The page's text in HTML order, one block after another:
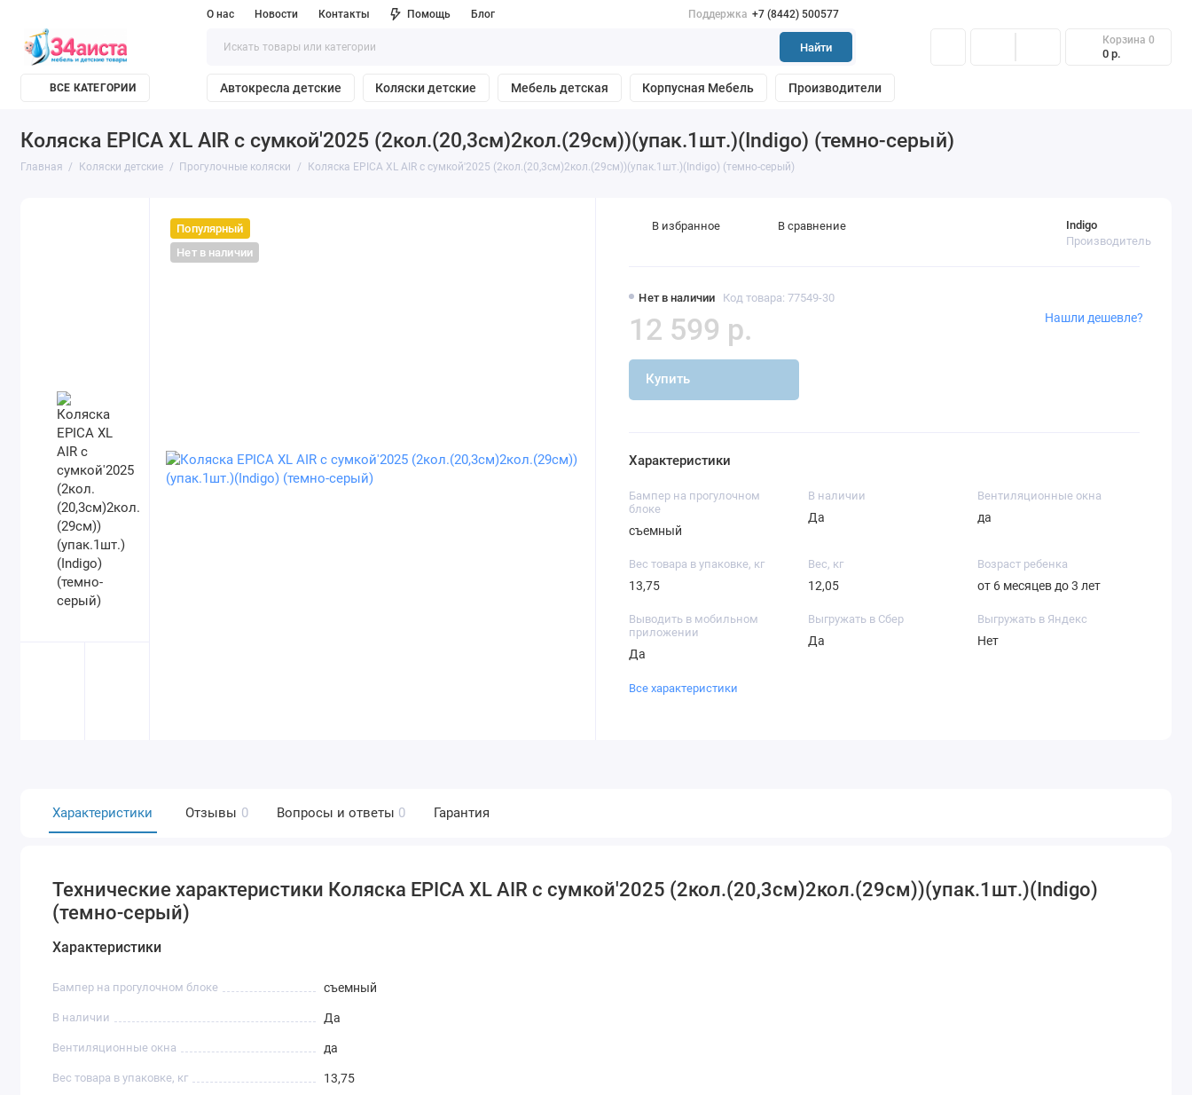
О нас Новости Контакты Помощь Блог Поддержка +7 (8442) 500577
Найти
Корзина 0
0 р.
ВСЕ КАТЕГОРИИ Автокресла детские Коляски детские Мебель детская Корпусная Мебель Производители
Коляска EPICA XL AIR с сумкой'2025 (2кол.(20,3см)2кол.(29см))(упак.1шт.)(Indigo) (темно-серый)
Главная Коляски детские Прогулочные коляски Коляска EPICA XL AIR с сумкой'2025 (2кол.(20,3см)2кол.(29см))(упак.1шт.)(Indigo) (темно-серый)
Популярный
Нет в наличии
Нет в наличии Код товара: 77549-30
Indigo
Производитель
12 599 р.
Купить
Нашли дешевле?
В избранное В сравнение
Характеристики
Бампер на прогулочном
блоке
съемный
В наличии
Да
Вентиляционные окна
да
Вес товара в упаковке, кг
13,75
Вес, кг
12,05
Возраст ребенка
от 6 месяцев до 3 лет
Выводить в мобильном
приложении
Да
Выгружать в Сбер
Да
Выгружать в Яндекс
Нет
Все характеристики
Характеристики Отзывы 0 Вопросы и ответы 0 Гарантия
Технические характеристики Коляска EPICA XL AIR с сумкой'2025 (2кол.(20,3см)2кол.(29см))(упак.1шт.)(Indigo)
(темно-серый)
Характеристики
Бампер на прогулочном блоке съемный
В наличии Да
Вентиляционные окна да
Вес товара в упаковке, кг 13,75